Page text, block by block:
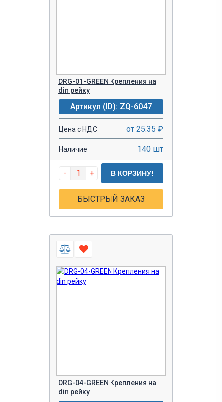
DRG-01-GREEN Крепления на
din рейку
Артикул (ID): ZQ-6047
Цена с НДС от 25.35 ₽
Наличие 140 шт
- + В КОРЗИНУ!
БЫСТРЫЙ ЗАКАЗ
DRG-04-GREEN Крепления на
din рейку